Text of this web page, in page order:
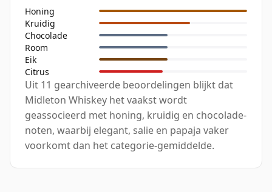
Honing
Kruidig
Chocolade
Room
Eik
Citrus
Uit 11 gearchiveerde beoordelingen blijkt dat
Midleton Whiskey het vaakst wordt
geassocieerd met honing, kruidig en chocolade-
noten, waarbij elegant, salie en papaja vaker
voorkomt dan het categorie-gemiddelde.